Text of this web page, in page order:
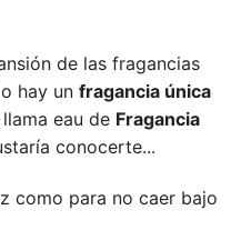
de las fragancias
hay un fragancia única
eau de Fragancia
conocerte...
como para no caer bajo